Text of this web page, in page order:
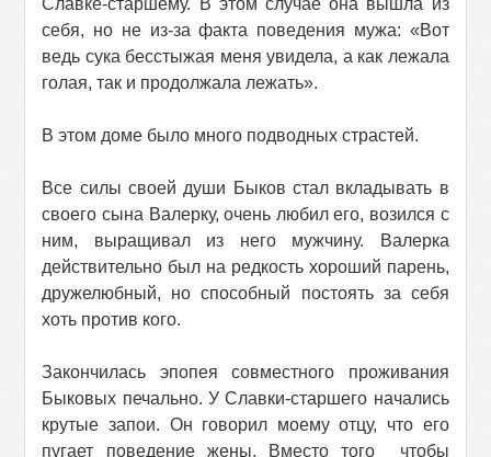
Славке-старшему. В этом случае она вышла из
себя, но не из-за факта поведения мужа: «Вот
ведь сука бесстыжая меня увидела, а как лежала
голая, так и продолжала лежать».
В этом доме было много подводных страстей.
Все силы своей души Быков стал вкладывать в
своего сына Валерку, очень любил его, возился с
ним, выращивал из него мужчину. Валерка
действительно был на редкость хороший парень,
дружелюбный, но способный постоять за себя
хоть против кого.
Закончилась эпопея совместного проживания
Быковых печально. У Славки-старшего начались
крутые запои. Он говорил моему отцу, что его
пугает поведение жены. Вместо того
чтобы